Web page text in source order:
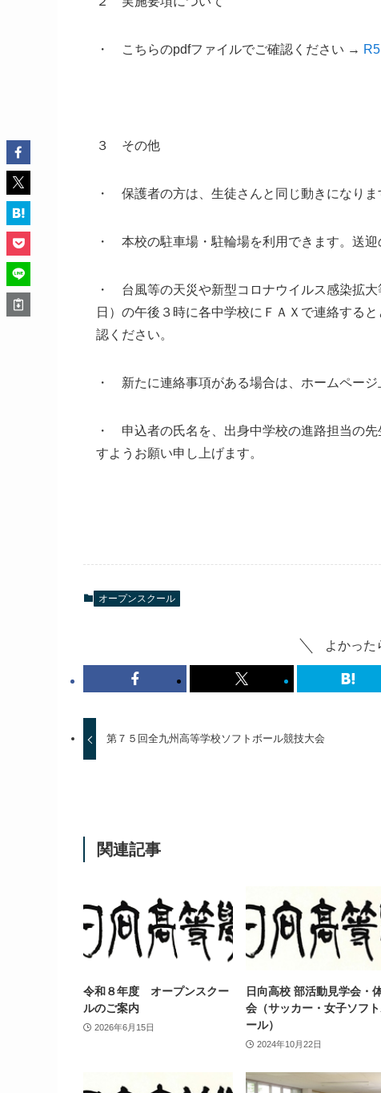
・ こちらのpdfファイルでご確認ください →
３ その他
・ 保護者の方は、生徒さんと同じ動きになりま
・ 本校の駐車場・駐輪場を利用できます。送迎
・ 台風等の天災や新型コロナウイルス感染拡
日）の午後３時に各中学校にＦＡＸで連絡する
認ください。
・ 新たに連絡事項がある場合は、ホームページ
・ 申込者の氏名を、出身中学校の進路担当の
すようお願い申し上げます。
オープンスクール
よかった
第７５回全九州高等学校ソフトボール競技大会
関連記事
令和８年度 オープンスクー
ルのご案内
2026年6月15日
日向高校 部活動見学会・
会（サッカー・女子ソフ
ール）
2024年10月22日